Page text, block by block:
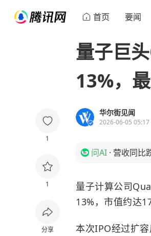
首页 要闻
1
1
分享
量子巨
13%，
华尔街见闻
2026-06-05 05:17
问AI · 营收同比
量子计算公司
13%，市值约达
本次IPO经过扩